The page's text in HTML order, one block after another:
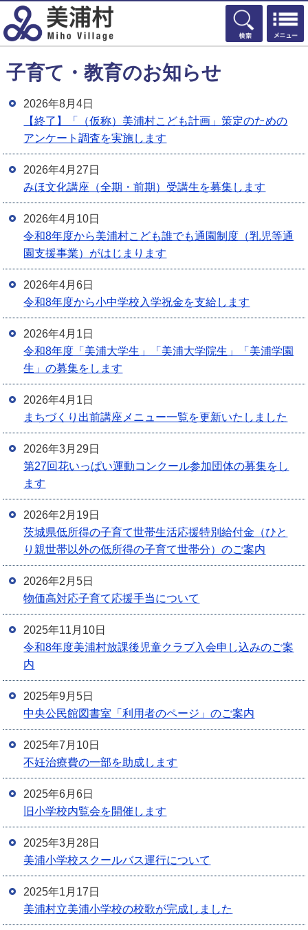
検索
子育て・教育のお知らせ
2026年8月4日
【終了】「（仮称）美浦村こども計画」策定のための
アンケート調査を実施します
2026年4月27日
みほ文化講座（全期・前期）受講生を募集します
2026年4月10日
令和8年度から美浦村こども誰でも通園制度（乳児等通
園支援事業）がはじまります
2026年4月6日
令和8年度から小中学校入学祝金を支給します
2026年4月1日
令和8年度「美浦大学生」「美浦大学院生」「美浦学園
生」の募集をします
2026年4月1日
まちづくり出前講座メニュー一覧を更新いたしました
2026年3月29日
第27回花いっぱい運動コンクール参加団体の募集をし
ます
2026年2月19日
茨城県低所得の子育て世帯生活応援特別給付金（ひと
り親世帯以外の低所得の子育て世帯分）のご案内
2026年2月5日
物価高対応子育て応援手当について
2025年11月10日
令和8年度美浦村放課後児童クラブ入会申し込みのご案
内
2025年9月5日
中央公民館図書室「利用者のページ」のご案内
2025年7月10日
不妊治療費の一部を助成します
2025年6月6日
旧小学校内覧会を開催します
2025年3月28日
美浦小学校スクールバス運行について
2025年1月17日
美浦村立美浦小学校の校歌が完成しました